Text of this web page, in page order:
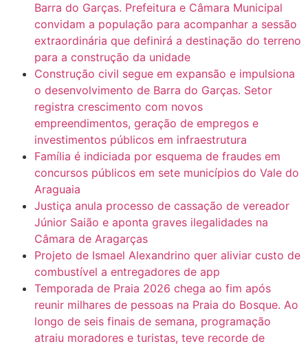
Barra do Garças. Prefeitura e Câmara Municipal
convidam a população para acompanhar a sessão
extraordinária que definirá a destinação do terreno
para a construção da unidade
Construção civil segue em expansão e impulsiona
o desenvolvimento de Barra do Garças. Setor
registra crescimento com novos
empreendimentos, geração de empregos e
investimentos públicos em infraestrutura
Família é indiciada por esquema de fraudes em
concursos públicos em sete municípios do Vale do
Araguaia
Justiça anula processo de cassação de vereador
Júnior Saião e aponta graves ilegalidades na
Câmara de Aragarças
Projeto de Ismael Alexandrino quer aliviar custo de
combustível a entregadores de app
Temporada de Praia 2026 chega ao fim após
reunir milhares de pessoas na Praia do Bosque. Ao
longo de seis finais de semana, programação
atraiu moradores e turistas, teve recorde de